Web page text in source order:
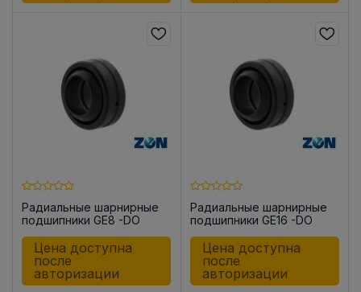
Радиальные шарнирные
подшипники GE8 -DO
Цена доступна
после
авторизации
Радиальные шарнирные
подшипники GE16 -DO
Цена доступна
после
авторизации